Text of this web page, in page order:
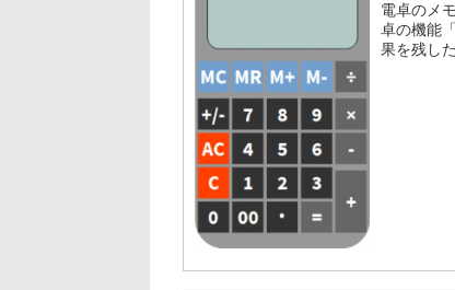
電卓のメ
卓の機能
果を残し